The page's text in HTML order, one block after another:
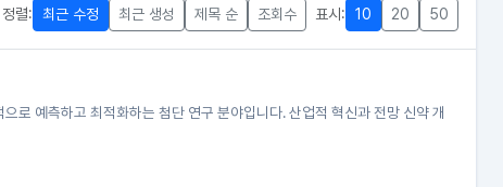
정렬: 최근 수정 최근 생성 제목 순 조회수 표시: 10 20 50
로 예측하고 최적화하는 첨단 연구 분야입니다. 산업적 혁신과 전망 신약 개